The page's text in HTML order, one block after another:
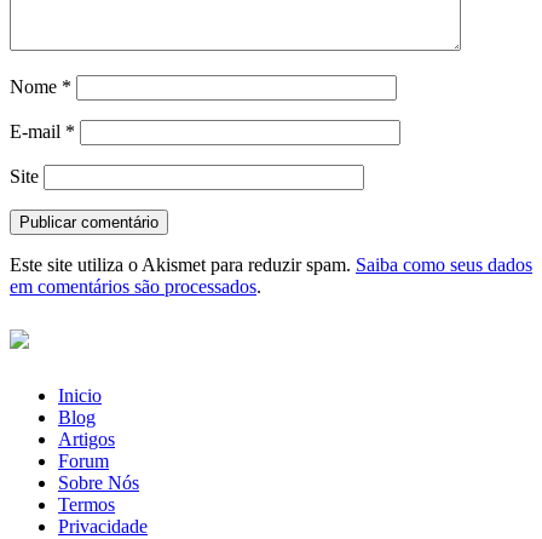
Nome *
E-mail *
Site
Este site utiliza o Akismet para reduzir spam. Saiba como seus dados
em comentários são processados.
Inicio
Blog
Artigos
Forum
Sobre Nós
Termos
Privacidade